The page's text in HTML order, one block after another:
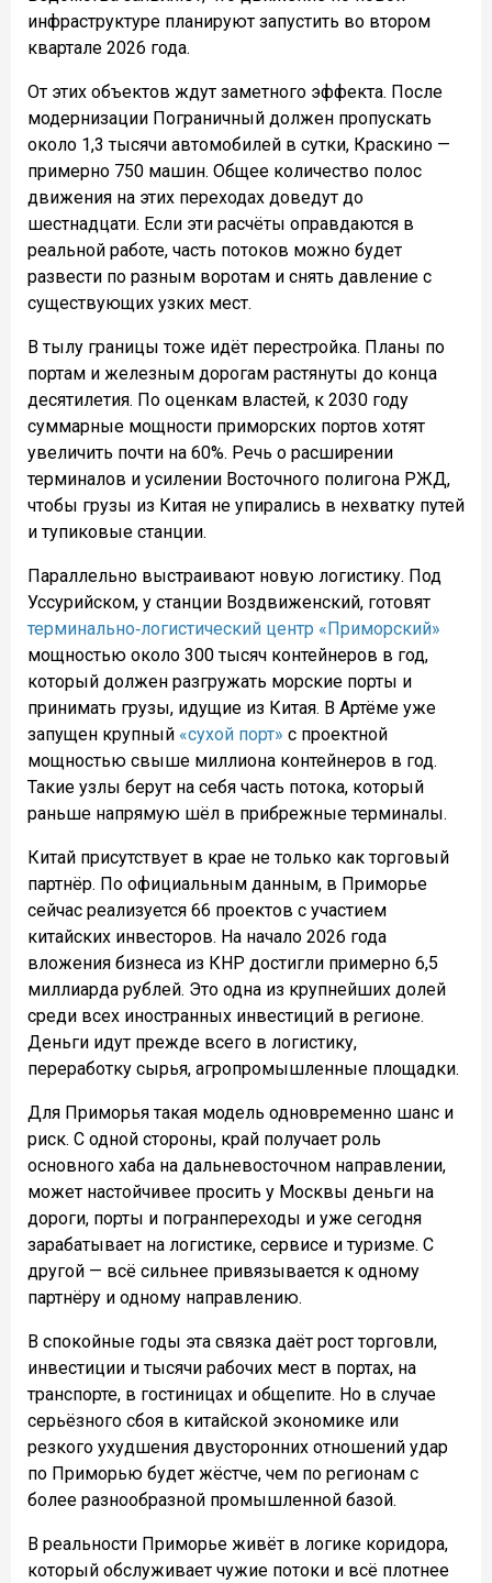
инфраструктуре планируют запустить во втором
квартале 2026 года.
От этих объектов ждут заметного эффекта. После
модернизации Пограничный должен пропускать
около 1,3 тысячи автомобилей в сутки, Краскино —
примерно 750 машин. Общее количество полос
движения на этих переходах доведут до
шестнадцати. Если эти расчёты оправдаются в
реальной работе, часть потоков можно будет
развести по разным воротам и снять давление с
существующих узких мест.
В тылу границы тоже идёт перестройка. Планы по
портам и железным дорогам растянуты до конца
десятилетия. По оценкам властей, к 2030 году
суммарные мощности приморских портов хотят
увеличить почти на 60%. Речь о расширении
терминалов и усилении Восточного полигона РЖД,
чтобы грузы из Китая не упирались в нехватку путей
и тупиковые станции.
Параллельно выстраивают новую логистику. Под
Уссурийском, у станции Воздвиженский, готовят
терминально‑логистический центр «Приморский»
мощностью около 300 тысяч контейнеров в год,
который должен разгружать морские порты и
принимать грузы, идущие из Китая. В Артёме уже
запущен крупный «сухой порт» с проектной
мощностью свыше миллиона контейнеров в год.
Такие узлы берут на себя часть потока, который
раньше напрямую шёл в прибрежные терминалы.
Китай присутствует в крае не только как торговый
партнёр. По официальным данным, в Приморье
сейчас реализуется 66 проектов с участием
китайских инвесторов. На начало 2026 года
вложения бизнеса из КНР достигли примерно 6,5
миллиарда рублей. Это одна из крупнейших долей
среди всех иностранных инвестиций в регионе.
Деньги идут прежде всего в логистику,
переработку сырья, агропромышленные площадки.
Для Приморья такая модель одновременно шанс и
риск. С одной стороны, край получает роль
основного хаба на дальневосточном направлении,
может настойчивее просить у Москвы деньги на
дороги, порты и погранпереходы и уже сегодня
зарабатывает на логистике, сервисе и туризме. С
другой — всё сильнее привязывается к одному
партнёру и одному направлению.
В спокойные годы эта связка даёт рост торговли,
инвестиции и тысячи рабочих мест в портах, на
транспорте, в гостиницах и общепите. Но в случае
серьёзного сбоя в китайской экономике или
резкого ухудшения двусторонних отношений удар
по Приморью будет жёстче, чем по регионам с
более разнообразной промышленной базой.
В реальности Приморье живёт в логике коридора,
который обслуживает чужие потоки и всё плотнее